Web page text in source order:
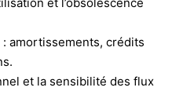
amortissements, crédits
et la sensibilité des flux